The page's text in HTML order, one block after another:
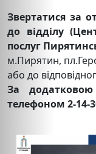
Звертатися за
до відділу
послуг
м.Пирятин,
або до
За
телефоном 2-14-